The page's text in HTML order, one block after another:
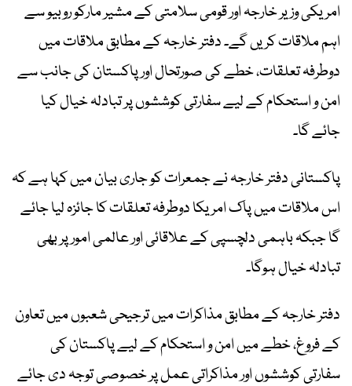
امریکی وزیر خارجہ اور قومی سلامتی کے مشیر مارکو روبیو سے
اہم ملاقات کریں گے۔ دفتر خارجہ کے مطابق ملاقات میں
دوطرفہ تعلقات، خطے کی صورتحال اور پاکستان کی جانب سے
امن و استحکام کے لیے سفارتی کوششوں پر تبادلہ خیال کیا
جائے گا۔
پاکستانی دفتر خارجہ نے جمعرات کو جاری بیان میں کہا ہے کہ
اس ملاقات میں پاک امریکا دوطرفہ تعلقات کا جائزہ لیا جائے
گا جبکہ باہمی دلچسپی کے علاقائی اور عالمی امور پر بھی
تبادلہ خیال ہوگا۔
دفتر خارجہ کے مطابق مذاکرات میں ترجیحی شعبوں میں تعاون
کے فروغ، خطے میں امن و استحکام کے لیے پاکستان کی
سفارتی کوششوں اور مذاکراتی عمل پر خصوصی توجہ دی جائے